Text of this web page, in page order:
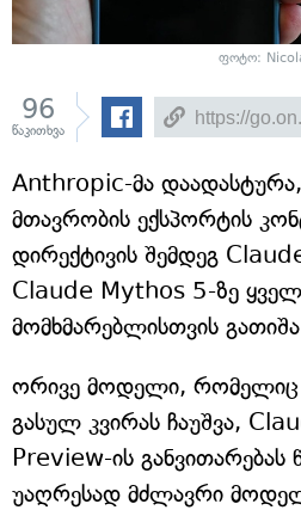
ფოტო:
96
წაკითხვა
Anthropic-მა
მთავრობის ექსპორტის
დირექტივის შემდეგ
Claude Mythos 5-ზე
მომხმარებლისთვის
ორივე მოდელი,
გასულ კვირას ჩაუშვა,
Preview-ის განვითარებას
უაღრესად მძლავრი